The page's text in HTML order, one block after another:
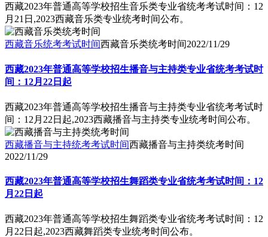
西藏2023年普通高等学校招生音乐类专业省统考考试时间：12
月21日,2023西藏音乐类专业统考时间公布。
西藏音乐统考考试时间西藏音乐类统考时间2022/11/29
西藏2023年普通高等学校招生播音与主持类专业省统考考试时
间：12月22日起
西藏2023年普通高等学校招生播音与主持类专业省统考考试时
间：12月22日起,2023西藏播音与主持类专业统考时间公布。
西藏播音与主持统考考试时间西藏播音与主持类统考时间
2022/11/29
西藏2023年普通高等学校招生舞蹈类专业省统考考试时间：12
月22日起
西藏2023年普通高等学校招生舞蹈类专业省统考考试时间：12
月22日起,2023西藏舞蹈类专业统考时间公布。